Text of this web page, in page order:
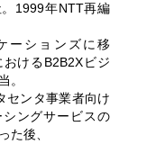
。1999年NTT再編
ーションズに移
けるB2B2Xビジ
。
センタ事業者向け
ングサービスの
た後、